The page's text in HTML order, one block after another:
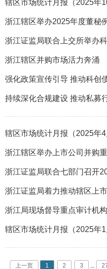
辖区市场统计月报（2025年
浙江辖区并购市场活力奔涌
持续深化合规建设 推动私募
辖区市场统计月报（2025年4
浙江辖区举办上市公司并购
辖区市场统计月报（2025年1
上一页 1 2 3 ...